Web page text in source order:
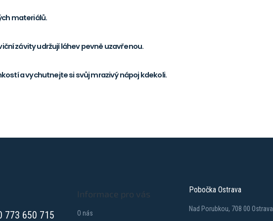
materiálů.
závity udržují láhev pevně uzavřenou.
a vychutnejte si svůj mrazivý nápoj kdekoli.
773 650 715
Informace pro vás
O nás
Pobočka Ostrava
Nad Porubkou, 708 00 Ostrava